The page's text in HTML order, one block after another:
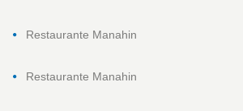
Restaurante Manahin
Restaurante Manahin